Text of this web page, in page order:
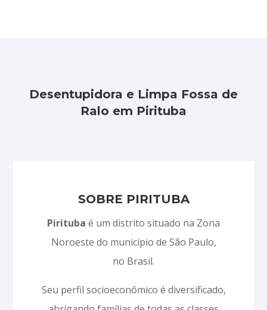
Desentupidora e Limpa Fossa de
Ralo em Pirituba
SOBRE PIRITUBA
Pirituba é um distrito situado na Zona
Noroeste do município de São Paulo,
no Brasil.
Seu perfil socioeconômico é diversificado,